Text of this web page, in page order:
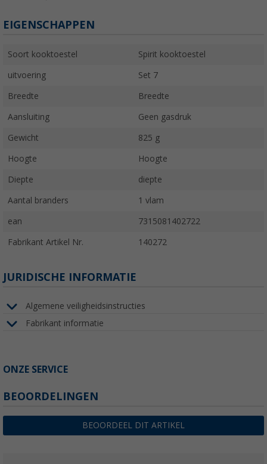
EIGENSCHAPPEN
Soort kooktoestel Spirit kooktoestel
uitvoering Set 7
Breedte Breedte
Aansluiting Geen gasdruk
Gewicht 825 g
Hoogte Hoogte
Diepte diepte
Aantal branders 1 vlam
ean 7315081402722
Fabrikant Artikel Nr. 140272
JURIDISCHE INFORMATIE
Algemene veiligheidsinstructies
Fabrikant informatie
ONZE SERVICE
BEOORDELINGEN
BEOORDEEL DIT ARTIKEL